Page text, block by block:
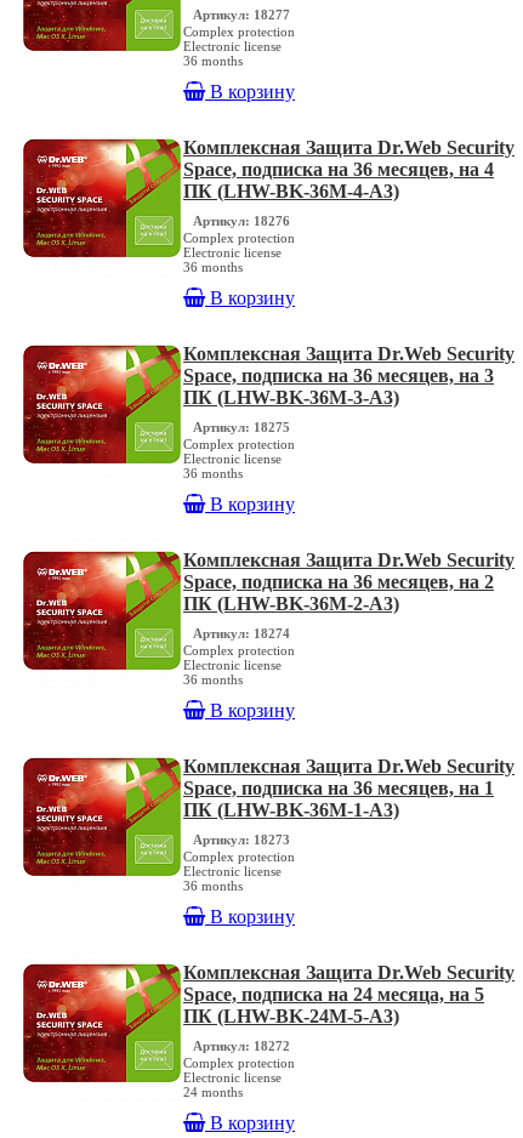
Артикул: 18277
Complex protection
Electronic license
36 months
В корзину
Комплексная Защита Dr.Web Security
Space, подписка на 36 месяцев, на 4
ПК (LHW-BK-36M-4-A3)
Артикул: 18276
Complex protection
Electronic license
36 months
В корзину
Комплексная Защита Dr.Web Security
Space, подписка на 36 месяцев, на 3
ПК (LHW-BK-36M-3-A3)
Артикул: 18275
Complex protection
Electronic license
36 months
В корзину
Комплексная Защита Dr.Web Security
Space, подписка на 36 месяцев, на 2
ПК (LHW-BK-36M-2-A3)
Артикул: 18274
Complex protection
Electronic license
36 months
В корзину
Комплексная Защита Dr.Web Security
Space, подписка на 36 месяцев, на 1
ПК (LHW-BK-36M-1-A3)
Артикул: 18273
Complex protection
Electronic license
36 months
В корзину
Комплексная Защита Dr.Web Security
Space, подписка на 24 месяца, на 5
ПК (LHW-BK-24M-5-A3)
Артикул: 18272
Complex protection
Electronic license
24 months
В корзину